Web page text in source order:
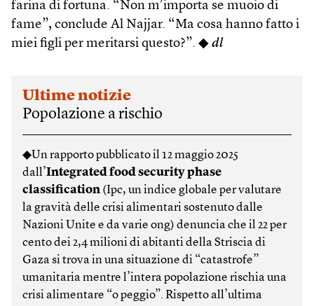
farina di fortuna. “Non m’importa se muoio di
fame”, conclude Al Najjar. “Ma cosa hanno fatto i
miei figli per meritarsi questo?”. ◆ dl
Ultime notizie
Popolazione a rischio
◆Un rapporto pubblicato il 12 maggio 2025
dall’Integrated food security phase
classification (Ipc, un indice globale per valutare
la gravità delle crisi alimentari sostenuto dalle
Nazioni Unite e da varie ong) denuncia che il 22 per
cento dei 2,4 milioni di abitanti della Striscia di
Gaza si trova in una situazione di “catastrofe”
umanitaria mentre l’intera popolazione rischia una
crisi alimentare “o peggio”. Rispetto all’ultima